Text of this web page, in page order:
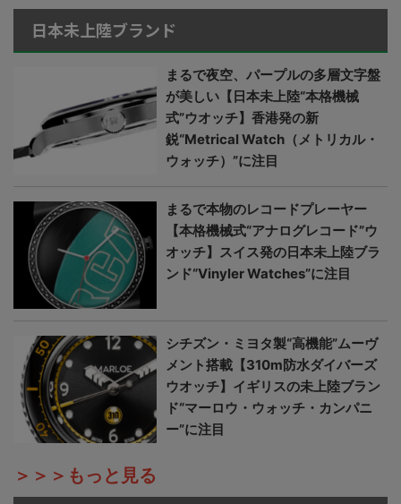
日本未上陸ブランド
まるで夜空、パープルの多層文字盤
が美しい【日本未上陸“本格機械
式”ウオッチ】香港発の新
鋭“Metrical Watch（メトリカル・
ウォッチ）”に注目
まるで本物のレコードプレーヤー
【本格機械式“アナログレコード”ウ
オッチ】スイス発の日本未上陸ブラ
ンド“Vinyler Watches”に注目
シチズン・ミヨタ製“高機能”ムーヴ
メント搭載【310m防水ダイバーズ
ウオッチ】イギリスの未上陸ブラン
ド“マーロウ・ウォッチ・カンパニ
ー”に注目
＞＞＞もっと見る